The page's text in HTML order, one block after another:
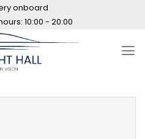
10:00 - 20:00
onboard